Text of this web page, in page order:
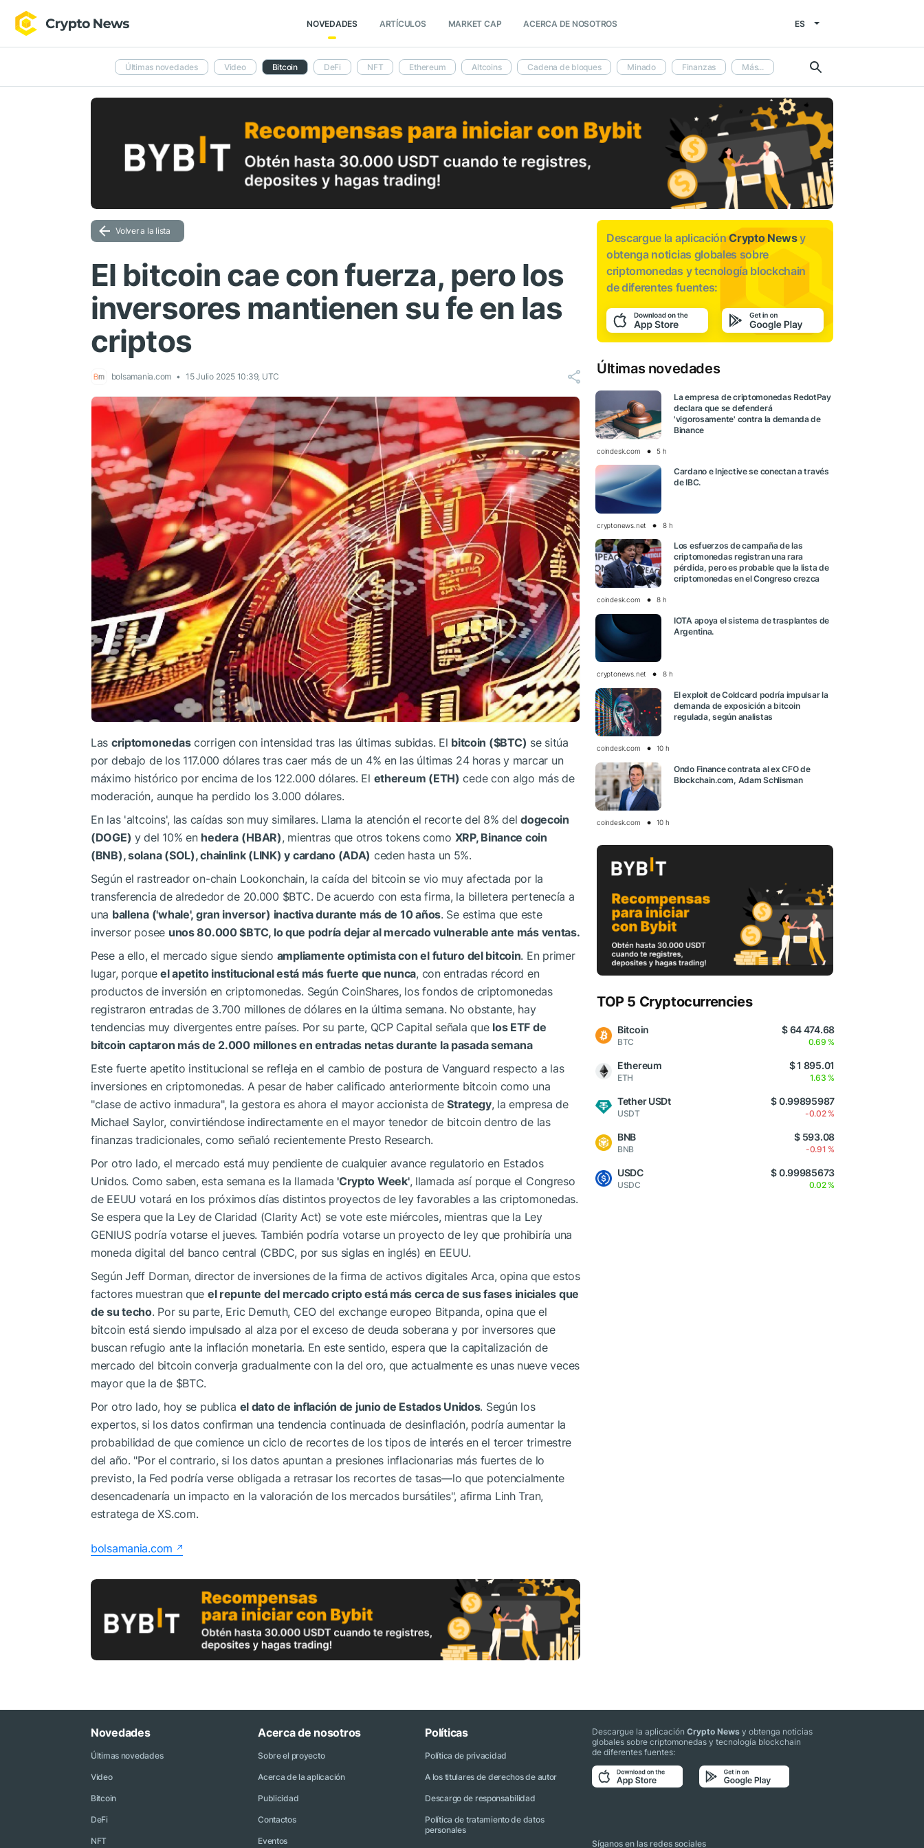
NOVEDADES ARTÍCULOS MARKET CAP ACERCA DE NOSOTROS ES
Últimas novedades Video Bitcoin DeFi NFT Ethereum Altcoins Cadena de bloques Minado Finanzas Más...
Volver a la lista
El bitcoin cae con fuerza, pero los
inversores mantienen su fe en las
criptos
bolsamania.com 15 Julio 2025 10:39, UTC
Las criptomonedascorrigen con intensidad tras las últimas subidas. El bitcoin ($BTC) se sitúa
por debajo de los 117.000 dólares tras caer más de un 4% en las últimas 24 horas y marcar un
máximo histórico por encima de los 122.000 dólares. El ethereum (ETH) cede con algo más de
moderación, aunque ha perdido los 3.000 dólares.
En las 'altcoins', las caídas son muy similares. Llama la atención el recorte del 8% deldogecoin
(DOGE) y del 10% en hedera (HBAR), mientras que otros tokens como XRP, Binance coin
(BNB), solana (SOL), chainlink (LINK) y cardano (ADA) ceden hasta un 5%.
Según el rastreador on-chain Lookonchain, la caída del bitcoin se vio muy afectada por la
transferencia de alrededor de 20.000 $BTC. De acuerdo con esta firma, la billetera pertenecía a
una ballena ('whale', gran inversor) inactiva durante más de 10 años. Se estima que este
inversor posee unos 80.000$BTC, lo que podría dejar al mercado vulnerable ante más ventas.
Pese a ello, el mercado sigue siendo ampliamente optimista con el futuro del bitcoin. En primer
lugar, porqueel apetito institucional está más fuerte que nunca, con entradas récord en
productos de inversión en criptomonedas. Según CoinShares, los fondos de criptomonedas
registraron entradas de 3.700 millones de dólares en la última semana. No obstante, hay
tendencias muy divergentes entre países. Por su parte, QCP Capital señala que los ETF de
bitcoin captaron más de 2.000 millones en entradas netas durante la pasada semana
Este fuerte apetito institucional se refleja en el cambio de postura de Vanguard respecto a las
inversiones en criptomonedas. A pesar de haber calificado anteriormente bitcoin como una
"clase de activo inmadura", la gestora es ahora el mayor accionista deStrategy, la empresa de
Michael Saylor, convirtiéndose indirectamente en el mayor tenedor de bitcoin dentro de las
finanzas tradicionales, como señaló recientemente Presto Research.
Por otro lado, el mercado está muy pendiente de cualquier avance regulatorio en Estados
Unidos. Como saben, esta semana es la llamada'Crypto Week', llamada así porque el Congreso
de EEUU votará en los próximos días distintos proyectos de ley favorables a las criptomonedas.
Se espera que la Ley de Claridad (Clarity Act) se vote este miércoles, mientras que la Ley
GENIUS podría votarse el jueves. También podría votarse un proyecto de ley que prohibiría una
moneda digital del banco central (CBDC, por sus siglas en inglés) en EEUU.
Según Jeff Dorman, director de inversiones de la firma de activos digitales Arca, opina que estos
factores muestran que el repunte del mercado cripto está más cerca de sus fases iniciales que
de su techo. Por su parte, Eric Demuth, CEO del exchange europeo Bitpanda, opina que el
bitcoin está siendo impulsado al alza por el exceso de deuda soberana y por inversores que
buscan refugio ante la inflación monetaria. En este sentido, espera que la capitalización de
mercado del bitcoin converja gradualmente con la del oro, que actualmente es unas nueve veces
mayor que la de $BTC.
Por otro lado, hoy se publica el dato de inflación de junio de Estados Unidos. Según los
expertos, si los datos confirman una tendencia continuada de desinflación, podría aumentar la
probabilidad de que comience un ciclo de recortes de los tipos de interés en el tercer trimestre
del año. "Por el contrario, si los datos apuntan a presiones inflacionarias más fuertes de lo
previsto, la Fed podría verse obligada a retrasar los recortes de tasas—lo que potencialmente
desencadenaría un impacto en la valoración de los mercados bursátiles", afirma Linh Tran,
estratega de XS.com.
bolsamania.com
Descargue la aplicaciónCrypto Newsy
obtenga noticias globales sobre
criptomonedas y tecnología blockchain
de diferentes fuentes:
Últimas novedades
La empresa de criptomonedas RedotPay
declara que se defenderá
'vigorosamente' contra la demanda de
Binance
coindesk.com 5 h
Cardano e Injective se conectan a través
de IBC.
cryptonews.net 8 h
Los esfuerzos de campaña de las
criptomonedas registran una rara
pérdida, pero es probable que la lista de
criptomonedas en el Congreso crezca
coindesk.com 8 h
IOTA apoya el sistema de trasplantes de
Argentina.
cryptonews.net 8 h
El exploit de Coldcard podría impulsar la
demanda de exposición a bitcoin
regulada, según analistas
coindesk.com 10 h
Ondo Finance contrata al ex CFO de
Blockchain.com, Adam Schlisman
coindesk.com 10 h
TOP 5 Cryptocurrencies
Bitcoin
BTC
$ 64 474.68
0.69 %
Ethereum
ETH
$ 1 895.01
1.63 %
Tether USDt
USDT
$ 0.99895987
-0.02 %
BNB
BNB
$ 593.08
-0.91 %
USDC
USDC
$ 0.99985673
0.02 %
Novedades
Últimas novedades
Video
Bitcoin
DeFi
NFT
Acerca de nosotros
Sobre el proyecto
Acerca de la aplicación
Publicidad
Contactos
Eventos
Políticas
Política de privacidad
A los titulares de derechos de autor
Descargo de responsabilidad
Política de tratamiento de datos
personales
Descargue la aplicaciónCrypto News y obtenga noticias
globales sobre criptomonedas y tecnología blockchain
de diferentes fuentes:
Síganos en las redes sociales